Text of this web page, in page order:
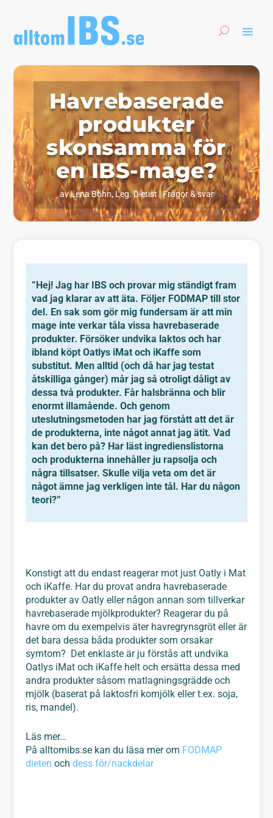
Havrebaserade
produkter
skonsamma för
en IBS-mage?
avLena Böhn, Leg. Dietist|Frågor & svar
”Hej! Jag har IBS och provar mig ständigt fram
vad jag klarar av att äta. Följer FODMAP till stor
del. En sak som gör mig fundersam är att min
mage inte verkar tåla vissa havrebaserade
produkter. Försöker undvika laktos och har
ibland köpt Oatlys iMat och iKaffe som
substitut. Men alltid (och då har jag testat
åtskilliga gånger) mår jag så otroligt dåligt av
dessa två produkter. Får halsbränna och blir
enormt illamående. Och genom
uteslutningsmetoden har jag förstått att det är
de produkterna, inte något annat jag ätit. Vad
kan det bero på? Har läst ingredienslistorna
och produkterna innehåller ju rapsolja och
några tillsatser. Skulle vilja veta om det är
något ämne jag verkligen inte tål. Har du någon
teori?”
Konstigt att du endast reagerar mot just Oatly i Mat
och iKaffe. Har du provat andra havrebaserade
produkter av Oatly eller någon annan som tillverkar
havrebaserade mjölkprodukter? Reagerar du på
havre om du exempelvis äter havregrynsgröt eller är
det bara dessa båda produkter som orsakar
symtom? Det enklaste är ju förstås att undvika
Oatlys iMat och iKaffe helt och ersätta dessa med
andra produkter såsom matlagningsgrädde och
mjölk (baserat på laktosfri komjölk eller t.ex. soja,
ris, mandel).
Läs mer…
På alltomibs.se kan du läsa mer om FODMAP
dieten ochdess för/nackdelar